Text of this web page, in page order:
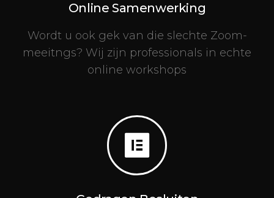
Online Samenwerking
Wordt u ook gek van die slechte Zoom-
meeitngs? Wij zijn professionals in echte
online workshops